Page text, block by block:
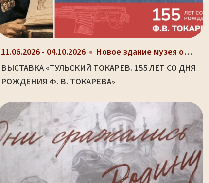
11.06.2026 - 04.10.2026
Новое здание музея оружия (ул. Октябрьская, д. 2)
ВЫСТАВКА «ТУЛЬСКИЙ ТОКАРЕВ. 155 ЛЕТ СО ДНЯ
РОЖДЕНИЯ Ф. В. ТОКАРЕВА»